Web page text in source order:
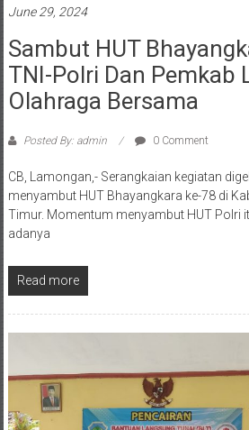
June 29, 2024
Sambut HUT
TNI-Polri Dan Pemkab
Olahraga Bersama
Posted By: admin 0 Comment
CB, Lamongan,- Serangkaian kegiatan
menyambut HUT Bhayangkara ke-78 di
Timur. Momentum menyambut HUT Polri
adanya
Read more